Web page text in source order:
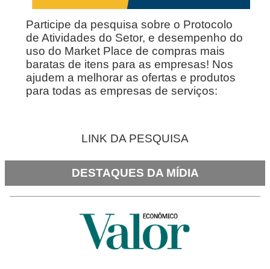
Participe da pesquisa sobre o Protocolo
de Atividades do Setor, e desempenho do
uso do Market Place de compras mais
baratas de itens para as empresas! Nos
ajudem a melhorar as ofertas e produtos
para todas as empresas de serviços:
LINK DA PESQUISA
DESTAQUES DA MÍDIA